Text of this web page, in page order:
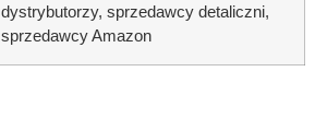
dystrybutorzy, sprzedawcy detaliczni,
sprzedawcy Amazon